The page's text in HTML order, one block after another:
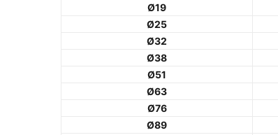
Ø19
Ø25
Ø32
Ø38
Ø51
Ø63
Ø76
Ø89